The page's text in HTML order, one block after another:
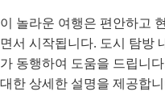
이 놀라운 여행은 편안하고
면서 시작됩니다. 도시 탐방
가 동행하여 도움을 드립니
대한 상세한 설명을 제공합